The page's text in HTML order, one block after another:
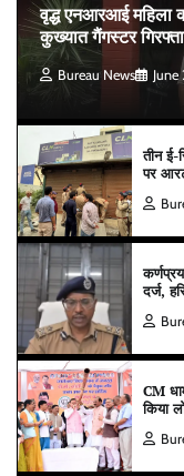
वृद्ध एनआरआई महिला
कुख्यात गैंगस्टर
Bureau News
तीन ई-
पर
दर्ज,
CM
किया